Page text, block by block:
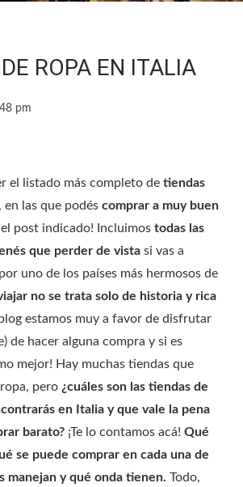
ROPA EN ITALIA
pm
el listado más completo de tiendas
, en las que podés comprar a muy buen
el post indicado! Incluimos todas las
que perder de vista si vas a
uno de los países más hermosos de
no se trata solo de historia y rica
estamos muy a favor de disfrutar
de hacer alguna compra y si es
mejor! Hay muchas tiendas que
pero ¿cuáles son las tiendas de
en Italia y que vale la pena
barato? ¡Te lo contamos acá! Qué
se puede comprar en cada una de
manejan y qué onda tienen. Todo,